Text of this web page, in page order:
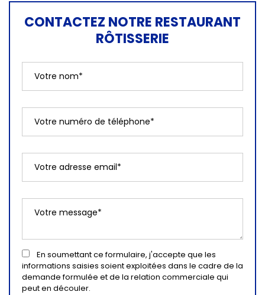
CONTACTEZ NOTRE RESTAURANT
RÔTISSERIE
En soumettant ce formulaire, j'accepte que les
informations saisies soient exploitées dans le cadre de la
demande formulée et de la relation commerciale qui
peut en découler.